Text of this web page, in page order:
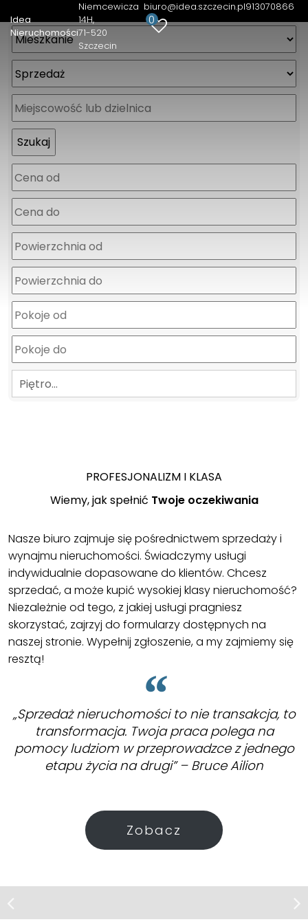
Idea
Nieruchomości
Niemcewicza
14H
71-520
Szczecin
biuro@idea.szczecin.pl913070866
0
Piętro…
PROFESJONALIZM I KLASA
Wiemy, jak spełnić Twoje oczekiwania
Nasze biuro zajmuje się pośrednictwem sprzedaży i
wynajmu nieruchomości. Świadczymy usługi
indywidualnie dopasowane do klientów. Chcesz
sprzedać, a może kupić wysokiej klasy nieruchomość?
Niezależnie od tego, z jakiej usługi pragniesz
skorzystać, zajrzyj do formularzy dostępnych na
naszej stronie. Wypełnij zgłoszenie, a my zajmiemy się
resztą!
„Sprzedaż nieruchomości to nie transakcja, to
transformacja. Twoja praca polega na
pomocy ludziom w przeprowadzce z jednego
etapu życia na drugi” – Bruce Ailion
Zobacz
Mieszkanie | Wynajem
Limanowskiego
2 pokoje na wynajem + garaż,